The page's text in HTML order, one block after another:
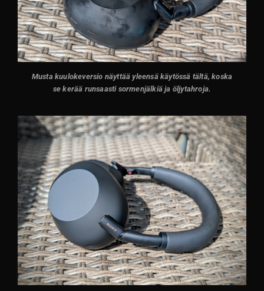
Musta kuulokeversio näyttää yleensä käytössä tältä, koska
se kerää runsaasti sormenjälkiä ja öljytahroja.